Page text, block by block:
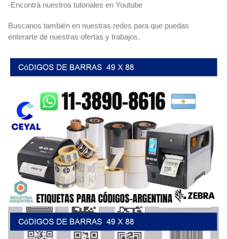
-Encontrá nuestros tutoriales en Youtube
Buscanos también en nuestras redes para que puedas
enterarte de nuestras ofertas y trabajos.